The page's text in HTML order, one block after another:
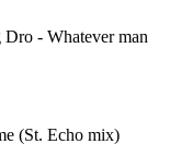
- Whatever man
(St. Echo mix)